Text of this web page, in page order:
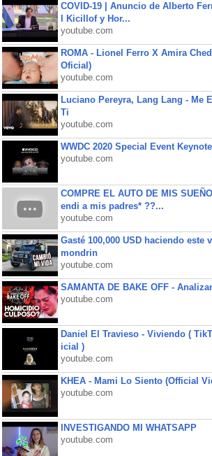
COVID-19 | Anuncio de Alberto
l Kicillof y Hor...
youtube.com
ROMA - Lionel Ferro X Amira
Oficial)
youtube.com
Luciano Pereyra, Lang Lang - Me
Ti
youtube.com
WWDC 2020 Special Event
youtube.com
COMPRE EL AUTO DE MIS
endi a mis padres* ??...
youtube.com
Gasté 100,000 USD haciendo este
mondrin
youtube.com
SAMANTA DE BAKE OFF -
youtube.com
Daniel El Travieso - Viviendo (
icial )
youtube.com
KHEA - Mami Lo Siento (Official
youtube.com
INVESTIGANDO MI WHATSAPP
youtube.com